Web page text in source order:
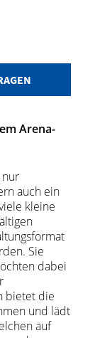
Arena-
auch ein
kleine
Sie
dabei
bietet die
und lädt
auf